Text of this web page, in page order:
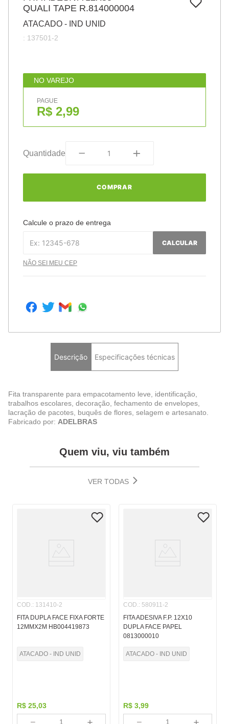
QUALI TAPE R.814000004
ATACADO - IND UNID
: 137501-2
NO VAREJO
PAGUE
R$ 2,99
Quantidade
COMPRAR
Calcule o prazo de entrega
CALCULAR
NÃO SEI MEU CEP
Descrição Especificações técnicas
Fita transparente para empacotamento leve, identificação,
trabalhos escolares, decoração, fechamento de envelopes,
lacração de pacotes, buquês de flores, selagem e artesanato.
Fabricado por: ADELBRAS
Quem viu, viu também
VER TODAS
COD.: 131410-2
FITA DUPLA FACE FIXA FORTE
12MMX2M HB004419873
ATACADO - IND UNID
R$ 25,03
＋
－
COD.: 580911-2
FITA ADESIVA F.P. 12X10
DUPLA FACE PAPEL
0813000010
ATACADO - IND UNID
R$ 3,99
＋
－
pincel
cola
barbante